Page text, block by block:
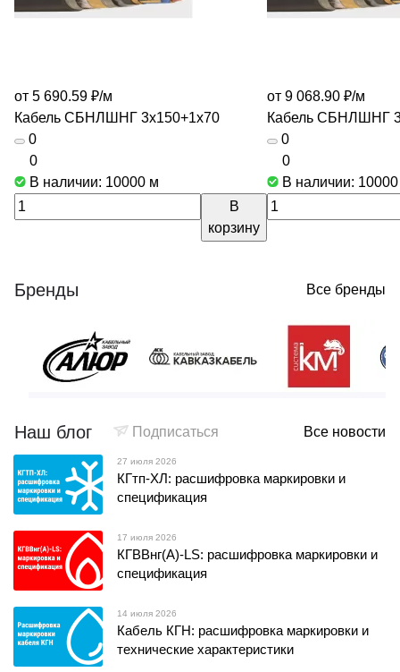
от 5 690.59 ₽/м
Кабель СБНЛШНГ 3х150+1х70
0
0
В наличии: 10000 м
В
корзину
от 9 068.90 ₽/м
Кабель СБНЛШНГ
0
0
В наличии:
Бренды Все бренды
Наш блог Подписаться Все новости
27 июля 2026
КГтп-ХЛ: расшифровка маркировки и
спецификация
17 июля 2026
КГВВнг(А)-LS: расшифровка маркировки и
спецификация
14 июля 2026
Кабель КГН: расшифровка маркировки и
технические характеристики